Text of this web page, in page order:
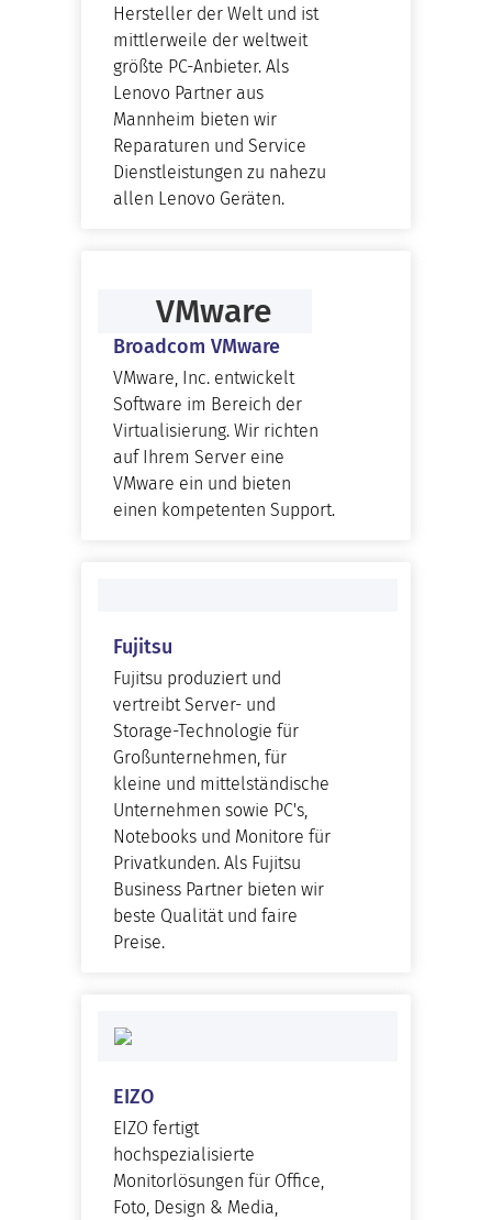
Hersteller der Welt und ist
mittlerweile der weltweit
größte PC-Anbieter. Als
Lenovo Partner aus
Mannheim bieten wir
Reparaturen und Service
Dienstleistungen zu nahezu
allen Lenovo Geräten.
VMware
Broadcom VMware
VMware, Inc. entwickelt
Software im Bereich der
Virtualisierung. Wir richten
auf Ihrem Server eine
VMware ein und bieten
einen kompetenten Support.
Fujitsu
Fujitsu produziert und
vertreibt Server- und
Storage-Technologie für
Großunternehmen, für
kleine und mittelständische
Unternehmen sowie PC's,
Notebooks und Monitore für
Privatkunden. Als Fujitsu
Business Partner bieten wir
beste Qualität und faire
Preise.
EIZO
EIZO fertigt
hochspezialisierte
Monitorlösungen für Office,
Foto, Design & Media,